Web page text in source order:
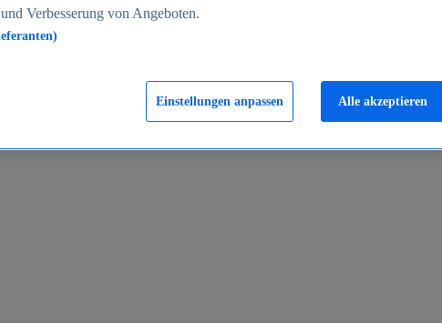
2005-2025
Verbesserung von Angeboten.
Einstellungen anpassen Alle akzeptieren